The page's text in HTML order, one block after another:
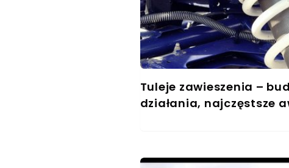
Tuleje zawieszenia –
działania, najczęstsze